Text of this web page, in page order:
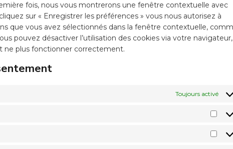
fois, nous vous montrerons une fenêtre contextuelle avec
sur « Enregistrer les préférences » vous nous autorisez à
que vous avez sélectionnés dans la fenêtre contextuelle,
pouvez désactiver l’utilisation des cookies via votre navigateur,
ne plus fonctionner correctement.
Toujours activé